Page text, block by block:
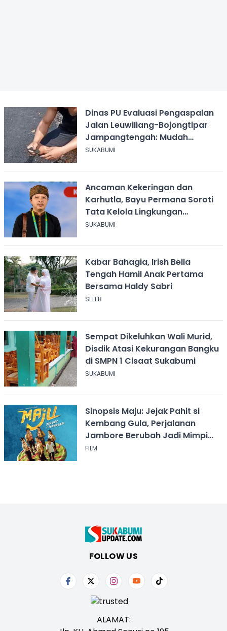
Dinas PU Evaluasi Pengaspalan
Jalan Leuwiliang-Bojongtipar
Jampangtengah: Mudah
Mengelupas
SUKABUMI
Ancaman Kekeringan dan
Karhutla, Bayu Permana Soroti
Tata Kelola Lingkungan
Sukabumi
SUKABUMI
Kabar Bahagia, Irish Bella
Tengah Hamil Anak Pertama
Bersama Haldy Sabri
SELEB
Sempat Dikeluhkan Wali Murid,
Disdik Atasi Kekurangan Bangku
di SMPN 1 Cisaat Sukabumi
SUKABUMI
Sinopsis Maju: Jejak Pahit si
Kembang Gula, Perjalanan
Jambore Berubah Jadi Mimpi
Buruk
FILM
FOLLOW US
ALAMAT: